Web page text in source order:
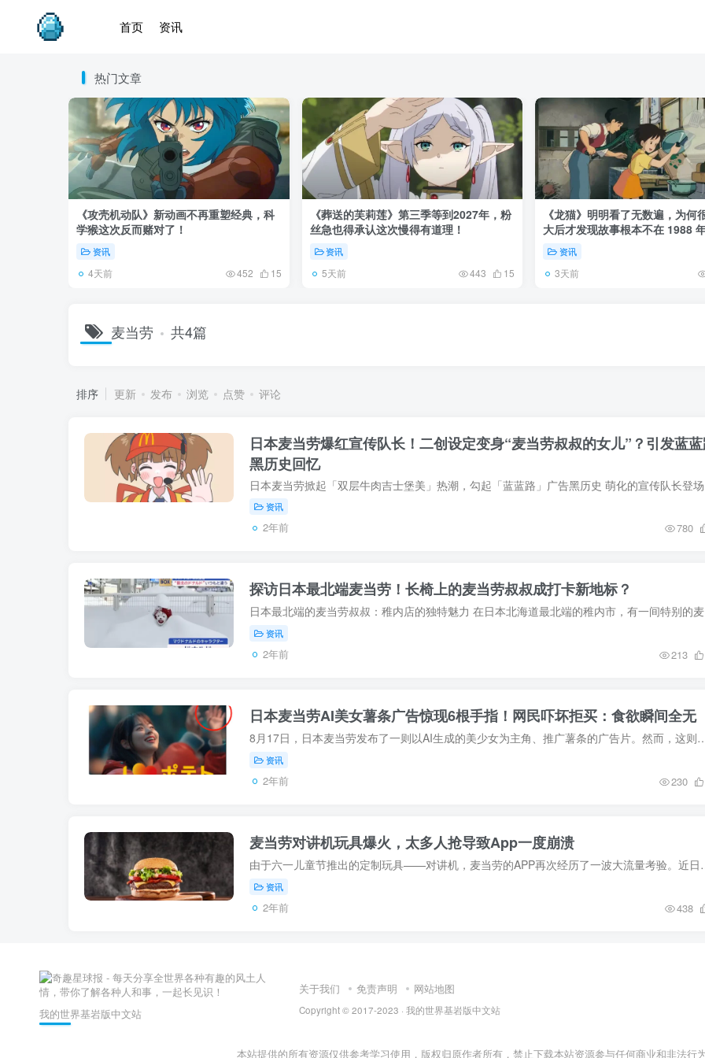
首页 资讯
热门文章
《攻壳机动队》新动画不再重塑经典，科
学猴这次反而赌对了！
资讯
4天前 452 15
《葬送的芙莉莲》第三季等到2027年，粉
丝急也得承认这次慢得有道理！
资讯
5天前 443 15
《龙猫》明明看了无数遍，为何
大后才发现故事根本不在 1988
资讯
3天前
麦当劳 共4篇
排序 更新 发布 浏览 点赞 评论
日本麦当劳爆红宣传队长！二创设定变身“麦当劳叔叔的女儿”？引发蓝
黑历史回忆
资讯
2年前 780
探访日本最北端麦当劳！长椅上的麦当劳叔叔成打卡新地标？
资讯
2年前 213
日本麦当劳AI美女薯条广告惊现6根手指！网民吓坏拒买：食欲瞬间全无
8月17日，日本麦当劳发布了一则以AI生成的美少女为主角、推广薯条的广告片。然而，这则广告在
资讯
2年前 230
麦当劳对讲机玩具爆火，太多人抢导致App一度崩溃
由于六一儿童节推出的定制玩具——对讲机，麦当劳
资讯
2年前 438
我的世界基岩版中文站
关于我们 免责声明 网站地图
Copyright © 2017-2023 · 我的世界基岩版中文站
本站提供的所有资源仅供参考学习使用，版权归原作者所有，禁止下载本站资源参与任何商业和非法行